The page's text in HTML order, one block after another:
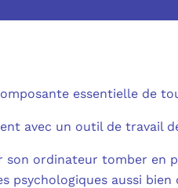
essentielle de
avec un outil de travail
ordinateur tomber en
psychologiques aussi